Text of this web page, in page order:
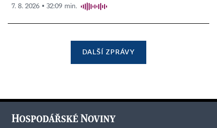
7. 8. 2026 ▪ 32:09 min.
DALŠÍ ZPRÁVY